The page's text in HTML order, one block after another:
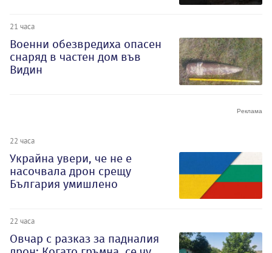
21 часа
Военни обезвредиха опасен
снаряд в частен дом във
Видин
22 часа
Украйна увери, че не е
насочвала дрон срещу
България умишлено
22 часа
Овчар с разказ за падналия